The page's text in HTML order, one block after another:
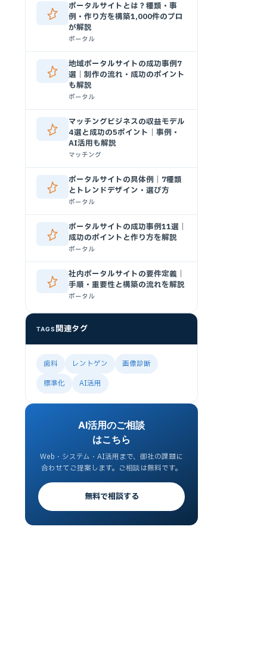
ポータルサイトとは？種類・事
例・作り方を構築1,000件のプロ
が解説
ポータル
地域ポータルサイトの成功事例7
選｜制作の流れ・成功のポイント
も解説
ポータル
マッチングビジネスの収益モデル
4選と成功の5ポイント｜事例・
AI活用も解説
マッチング
ポータルサイトの具体例｜7種類
とトレンドデザイン・選び方
ポータル
ポータルサイトの成功事例11選｜
成功のポイントと作り方を解説
ポータル
社内ポータルサイトの要件定義｜
手順・重要性と構築の流れを解説
ポータル
TAGS 関連タグ
歯科 レントゲン
画像診断
標準化
AI活用
AI活用のご相談
はこちら
Web・システム・AI活用まで、御社の課題に
合わせてご提案します。ご相談は無料です。
無料で相談する